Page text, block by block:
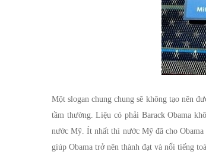
Một slogan chung chung sẽ không tạo nên
tầm thường. Liệu có phải Barack Obama
nước Mỹ. Ít nhất thì nước Mỹ đã cho
giúp Obama trở nên thành đạt và nổi tiếng